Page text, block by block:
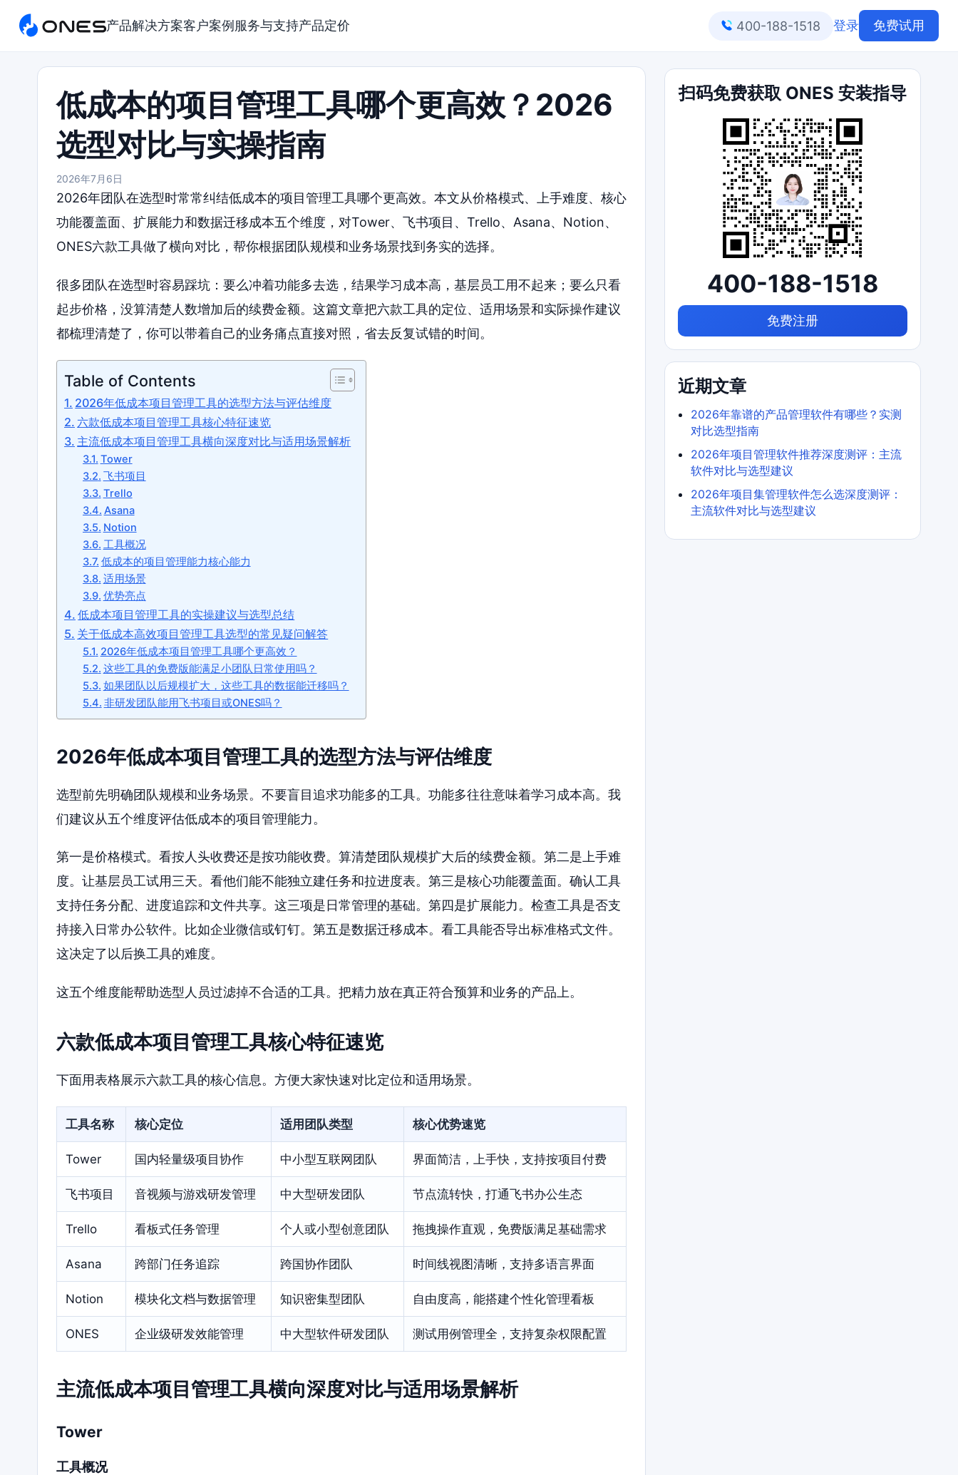
产品解决方案客户案例 服务与支持产品定价 400-188-1518 登录 免费试用
低成本的项目管理工具哪个更高效？2026
选型对比与实操指南
2026年7月6日
2026年团队在选型时常常纠结低成本的项目管理工具哪个更高效。本文从价格模式、上手难度、核心
功能覆盖面、扩展能力和数据迁移成本五个维度，对Tower、飞书项目、Trello、Asana、Notion、
ONES六款工具做了横向对比，帮你根据团队规模和业务场景找到务实的选择。
很多团队在选型时容易踩坑：要么冲着功能多去选，结果学习成本高，基层员工用不起来；要么只看
起步价格，没算清楚人数增加后的续费金额。这篇文章把六款工具的定位、适用场景和实际操作建议
都梳理清楚了，你可以带着自己的业务痛点直接对照，省去反复试错的时间。
Table of Contents
2026年低成本项目管理工具的选型方法与评估维度
六款低成本项目管理工具核心特征速览
主流低成本项目管理工具横向深度对比与适用场景解析
Tower
飞书项目
Trello
Asana
Notion
工具概况
低成本的项目管理能力核心能力
适用场景
优势亮点
低成本项目管理工具的实操建议与选型总结
关于低成本高效项目管理工具选型的常见疑问解答
2026年低成本项目管理工具哪个更高效？
这些工具的免费版能满足小团队日常使用吗？
如果团队以后规模扩大，这些工具的数据能迁移吗？
非研发团队能用飞书项目或ONES吗？
2026年低成本项目管理工具的选型方法与评估维度
选型前先明确团队规模和业务场景。不要盲目追求功能多的工具。功能多往往意味着学习成本高。我
们建议从五个维度评估低成本的项目管理能力。
第一是价格模式。看按人头收费还是按功能收费。算清楚团队规模扩大后的续费金额。第二是上手难
度。让基层员工试用三天。看他们能不能独立建任务和拉进度表。第三是核心功能覆盖面。确认工具
支持任务分配、进度追踪和文件共享。这三项是日常管理的基础。第四是扩展能力。检查工具是否支
持接入日常办公软件。比如企业微信或钉钉。第五是数据迁移成本。看工具能否导出标准格式文件。
这决定了以后换工具的难度。
这五个维度能帮助选型人员过滤掉不合适的工具。把精力放在真正符合预算和业务的产品上。
六款低成本项目管理工具核心特征速览
下面用表格展示六款工具的核心信息。方便大家快速对比定位和适用场景。
工具名称 核心定位 适用团队类型 核心优势速览
Tower 国内轻量级项目协作 中小型互联网团队 界面简洁，上手快，支持按项目付费
飞书项目 音视频与游戏研发管理 中大型研发团队 节点流转快，打通飞书办公生态
Trello 看板式任务管理 个人或小型创意团队 拖拽操作直观，免费版满足基础需求
Asana 跨部门任务追踪 跨国协作团队 时间线视图清晰，支持多语言界面
Notion 模块化文档与数据管理 知识密集型团队 自由度高，能搭建个性化管理看板
ONES 企业级研发效能管理 中大型软件研发团队 测试用例管理全，支持复杂权限配置
主流低成本项目管理工具横向深度对比与适用场景解析
Tower
工具概况
扫码免费获取 ONES 安装指导
400-188-1518
免费注册
近期文章
2026年靠谱的产品管理软件有哪些？实测
对比选型指南
2026年项目管理软件推荐深度测评：主流
软件对比与选型建议
2026年项目集管理软件怎么选深度测评：
主流软件对比与选型建议